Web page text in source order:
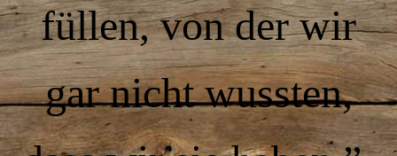
füllen, von der wir
gar nicht wussten,